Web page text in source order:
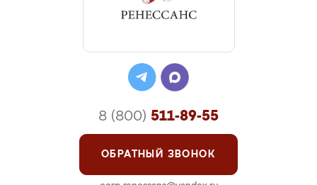
8 (800) 511-89-55
ОБРАТНЫЙ ЗВОНОК